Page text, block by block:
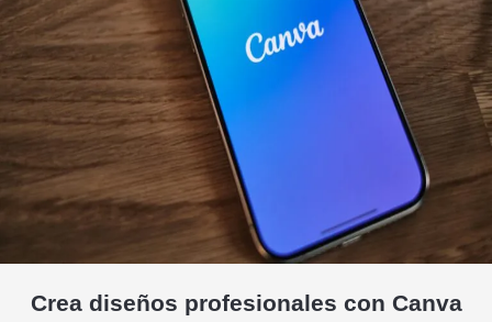
Crea diseños profesionales con Canva